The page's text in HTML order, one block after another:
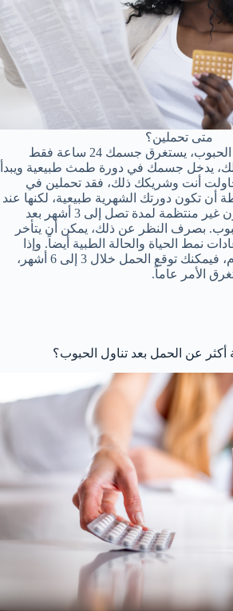
متى تحملين؟
بمجرد التوقف عن تناول الحبوب، يستغرق جسمك 24 ساعة فقط
يدخل جسمك في دورة طمث طبيعية ويبدأ
أنت وشريكك ذلك، فقد تحملين في
أن تكون دورتك الشهرية طبيعية، لكنها عند
الكثير من النساء، قد تكون غير منتظمة لمدة تصل إلى 3 أشهر بعد
بصرف النظر عن ذلك، يمكن أن يتأخر
نمط الحياة والحالة الطبية أيضاً. وإذا
سارت الأمور على ما يرام، فيمكنك توقع الحمل خلال 3 إلى 6 أشهر،
الأمر عاماً.
عن الحمل بعد تناول الحبوب؟